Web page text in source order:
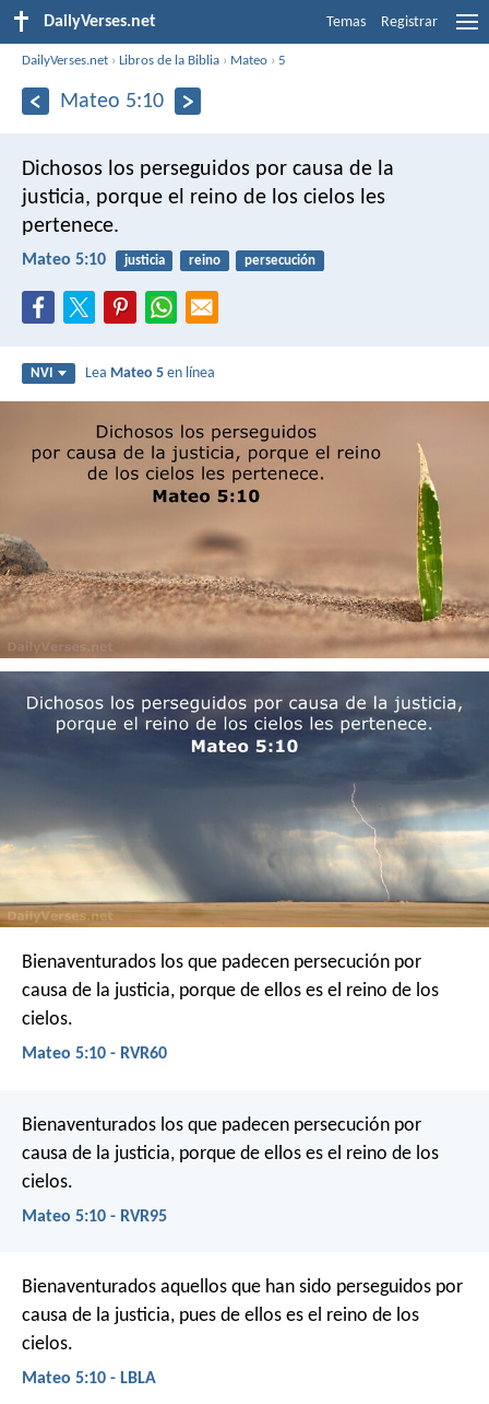
DailyVerses.net Temas Registrar
DailyVerses.net ›Libros de la Biblia › Mateo ›5
Mateo 5:10
Dichosos los perseguidos por causa de la
justicia, porque el reino de los cielos les
pertenece.
Mateo 5:10 justicia reino persecución
NVI Lea Mateo 5 en línea
Bienaventurados los que padecen persecución por
causa de la justicia, porque de ellos es el reino de los
cielos.
Mateo 5:10 - RVR60
Bienaventurados los que padecen persecución por
causa de la justicia, porque de ellos es el reino de los
cielos.
Mateo 5:10 - RVR95
Bienaventurados aquellos que han sido perseguidos por
causa de la justicia, pues de ellos es el reino de los
cielos.
Mateo 5:10 - LBLA